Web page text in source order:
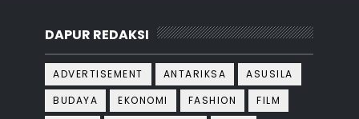
DAPUR REDAKSI
ADVERTISEMENT ANTARIKSA
ASUSILA
BUDAYA
EKONOMI FASHION
FILM